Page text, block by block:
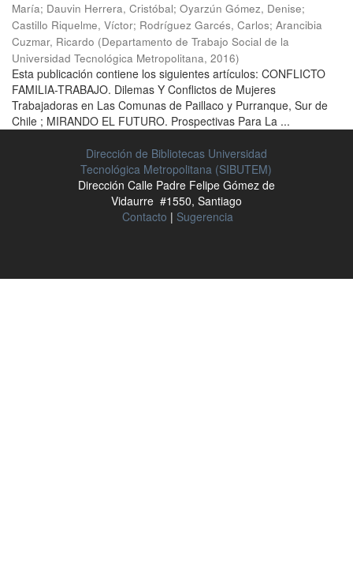
María; Dauvin Herrera, Cristóbal; Oyarzún Gómez, Denise;
Castillo Riquelme, Víctor; Rodríguez Garcés, Carlos; Arancibia
Cuzmar, Ricardo (Departamento de Trabajo Social de la
Universidad Tecnológica Metropolitana, 2016)
Esta publicación contiene los siguientes artículos: CONFLICTO
FAMILIA-TRABAJO. Dilemas Y Conflictos de Mujeres
Trabajadoras en Las Comunas de Paillaco y Purranque, Sur de
Chile ; MIRANDO EL FUTURO. Prospectivas Para La ...
Dirección de Bibliotecas Universidad
Tecnológica Metropolitana (SIBUTEM)
Dirección Calle Padre Felipe Gómez de
Vidaurre #1550, Santiago
Contacto | Sugerencia